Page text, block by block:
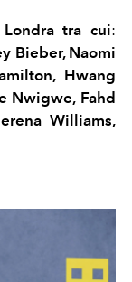
tra cui:
Bieber, Naomi
Hwang
Nwigwe, Fahd
Williams,